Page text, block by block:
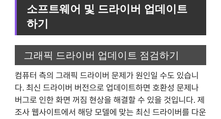
소프트웨어 및 드라이버 업데이트
하기
그래픽 드라이버 업데이트 점검하기
컴퓨터 측의 그래픽 드라이버 문제가 원인일 수도 있습니
다. 최신 드라이버 버전으로 업데이트하면 호환성 문제나
버그로 인한 화면 꺼짐 현상을 해결할 수 있을 것입니다. 제
조사 웹사이트에서 해당 모델에 맞는 최신 드라이버를 다운